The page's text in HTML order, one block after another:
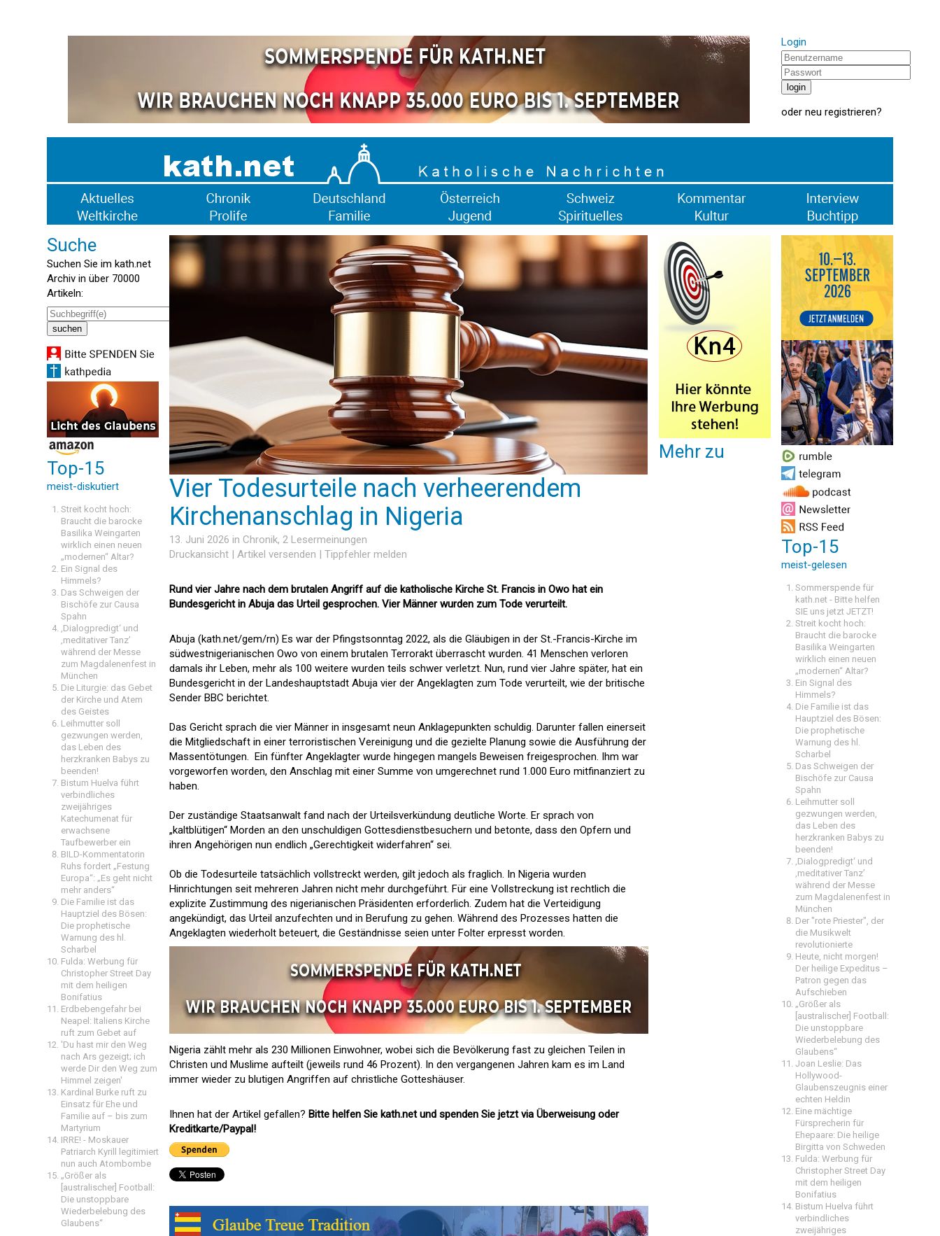
Login
oder neu registrieren?
Suche
Suchen Sie im kath.net
Archiv in über 70000
Artikeln:
Top-15
meist-diskutiert
Streit kocht hoch:
Braucht die barocke
Basilika Weingarten
wirklich einen neuen
„modernen“ Altar?
Ein Signal des
Himmels?
Das Schweigen der
Bischöfe zur Causa
Spahn
‚Dialogpredigt‘ und
‚meditativer Tanz’
während der Messe
zum Magdalenenfest in
München
Die Liturgie: das Gebet
der Kirche und Atem
des Geistes
Leihmutter soll
gezwungen werden,
das Leben des
herzkranken Babys zu
beenden!
Bistum Huelva führt
verbindliches
zweijähriges
Katechumenat für
erwachsene
Taufbewerber ein
BILD-Kommentatorin
Ruhs fordert „Festung
Europa“: „Es geht nicht
mehr anders“
Die Familie ist das
Hauptziel des Bösen:
Die prophetische
Warnung des hl.
Scharbel
Fulda: Werbung für
Christopher Street Day
mit dem heiligen
Bonifatius
Erdbebengefahr bei
Neapel: Italiens Kirche
ruft zum Gebet auf
'Du hast mir den Weg
nach Ars gezeigt; ich
werde Dir den Weg zum
Himmel zeigen'
Kardinal Burke ruft zu
Einsatz für Ehe und
Familie auf – bis zum
Martyrium
IRRE! - Moskauer
Patriarch Kyrill legitimiert
nun auch Atombombe
„Größer als
[australischer] Football:
Die unstoppbare
Wiederbelebung des
Glaubens“
Vier Todesurteile nach verheerendem
Kirchenanschlag in Nigeria
13. Juni 2026 in Chronik, 2 Lesermeinungen
Druckansicht | Artikel versenden | Tippfehler melden
Rund vier Jahre nach dem brutalen Angriff auf die katholische Kirche St. Francis in Owo hat ein
Bundesgericht in Abuja das Urteil gesprochen. Vier Männer wurden zum Tode verurteilt.
Abuja (kath.net/gem/rn) Es war der Pfingstsonntag 2022, als die Gläubigen in der St.-Francis-Kirche im
südwestnigerianischen Owo von einem brutalen Terrorakt überrascht wurden. 41 Menschen verloren
damals ihr Leben, mehr als 100 weitere wurden teils schwer verletzt. Nun, rund vier Jahre später, hat ein
Bundesgericht in der Landeshauptstadt Abuja vier der Angeklagten zum Tode verurteilt, wie der britische
Sender BBC berichtet.
Das Gericht sprach die vier Männer in insgesamt neun Anklagepunkten schuldig. Darunter fallen einerseit
die Mitgliedschaft in einer terroristischen Vereinigung und die gezielte Planung sowie die Ausführung der
Massentötungen. Ein fünfter Angeklagter wurde hingegen mangels Beweisen freigesprochen. Ihm war
vorgeworfen worden, den Anschlag mit einer Summe von umgerechnet rund 1.000 Euro mitfinanziert zu
haben.
Der zuständige Staatsanwalt fand nach der Urteilsverkündung deutliche Worte. Er sprach von
„kaltblütigen“ Morden an den unschuldigen Gottesdienstbesuchern und betonte, dass den Opfern und
ihren Angehörigen nun endlich „Gerechtigkeit widerfahren“ sei.
Ob die Todesurteile tatsächlich vollstreckt werden, gilt jedoch als fraglich. In Nigeria wurden
Hinrichtungen seit mehreren Jahren nicht mehr durchgeführt. Für eine Vollstreckung ist rechtlich die
explizite Zustimmung des nigerianischen Präsidenten erforderlich. Zudem hat die Verteidigung
angekündigt, das Urteil anzufechten und in Berufung zu gehen. Während des Prozesses hatten die
Angeklagten wiederholt beteuert, die Geständnisse seien unter Folter erpresst worden.
Nigeria zählt mehr als 230 Millionen Einwohner, wobei sich die Bevölkerung fast zu gleichen Teilen in
Christen und Muslime aufteilt (jeweils rund 46 Prozent). In den vergangenen Jahren kam es im Land
immer wieder zu blutigen Angriffen auf christliche Gotteshäuser.
Ihnen hat der Artikel gefallen? Bitte helfen Sie kath.net und spenden Sie jetzt via Überweisung oder
Kreditkarte/Paypal!
Mehr zu
Top-15
meist-gelesen
Sommerspende für
kath.net - Bitte helfen
SIE uns jetzt JETZT!
Streit kocht hoch:
Braucht die barocke
Basilika Weingarten
wirklich einen neuen
„modernen“ Altar?
Ein Signal des
Himmels?
Die Familie ist das
Hauptziel des Bösen:
Die prophetische
Warnung des hl.
Scharbel
Das Schweigen der
Bischöfe zur Causa
Spahn
Leihmutter soll
gezwungen werden,
das Leben des
herzkranken Babys zu
beenden!
‚Dialogpredigt‘ und
‚meditativer Tanz’
während der Messe
zum Magdalenenfest in
München
Der "rote Priester", der
die Musikwelt
revolutionierte
Heute, nicht morgen!
Der heilige Expeditus –
Patron gegen das
Aufschieben
„Größer als
[australischer] Football:
Die unstoppbare
Wiederbelebung des
Glaubens“
Joan Leslie: Das
Hollywood-
Glaubenszeugnis einer
echten Heldin
Eine mächtige
Fürsprecherin für
Ehepaare: Die heilige
Birgitta von Schweden
Fulda: Werbung für
Christopher Street Day
mit dem heiligen
Bonifatius
Bistum Huelva führt
verbindliches
zweijähriges